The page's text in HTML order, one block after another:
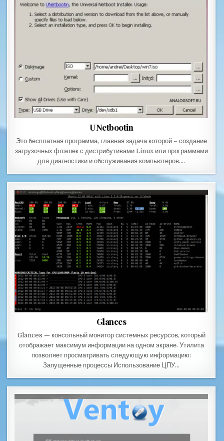
UNetbootin
Это бесплатная программа, главная задача которой – создание
загрузочных флэшек с дистрибутивами Linux или программами
для диагностики и обслуживания компьютеров….
Glances
Glances — консольный монитор системных ресурсов, который
отображает максимум информации на одном экране. Утилита
позволяет просматривать следующую информацию:
Запущенные процессы Использование ЦПУ…